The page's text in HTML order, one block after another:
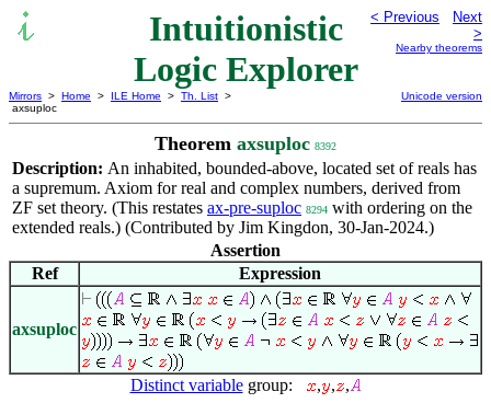
Intuitionistic
Logic Explorer
< Previous
Next
>
Nearby theorems
Mirrors > Home > ILE Home > Th. List >
axsuploc
Unicode version
Theorem axsuploc 8392
Description: An inhabited, bounded-above, located set of reals has
a supremum. Axiom for real and complex numbers, derived from
ZF set theory. (This restates ax-pre-suploc 8294 with ordering on the
extended reals.) (Contributed by Jim Kingdon, 30-Jan-2024.)
Assertion
Ref
Expression
axsuploc
Distinct variablegroup: , , ,